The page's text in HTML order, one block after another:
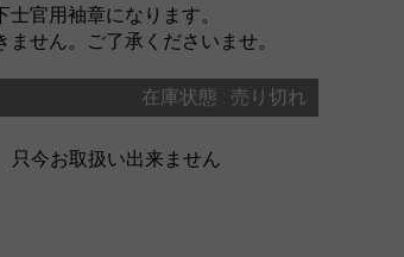
官用袖章になります。
せん。ご了承くださいませ。
在庫状態 : 売り切れ
只今お取扱い出来ません